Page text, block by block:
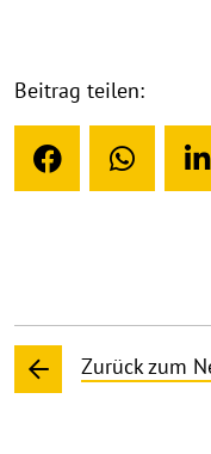
Beitrag teilen:
Zurück zum